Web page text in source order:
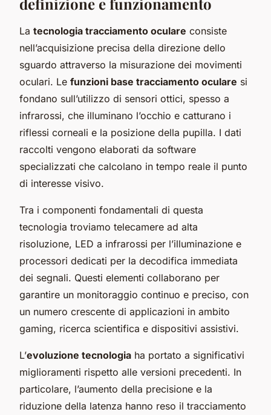
La tecnologia tracciamento oculare consiste
nell’acquisizione precisa della direzione dello
sguardo attraverso la misurazione dei movimenti
oculari. Le funzioni base tracciamento oculare si
fondano sull’utilizzo di sensori ottici, spesso a
infrarossi, che illuminano l’occhio e catturano i
riflessi corneali e la posizione della pupilla. I dati
raccolti vengono elaborati da software
specializzati che calcolano in tempo reale il punto
di interesse visivo.
Tra i componenti fondamentali di questa
tecnologia troviamo telecamere ad alta
risoluzione, LED a infrarossi per l’illuminazione e
processori dedicati per la decodifica immediata
dei segnali. Questi elementi collaborano per
garantire un monitoraggio continuo e preciso, con
un numero crescente di applicazioni in ambito
gaming, ricerca scientifica e dispositivi assistivi.
L’evoluzione tecnologia ha portato a significativi
miglioramenti rispetto alle versioni precedenti. In
particolare, l’aumento della precisione e la
riduzione della latenza hanno reso il tracciamento